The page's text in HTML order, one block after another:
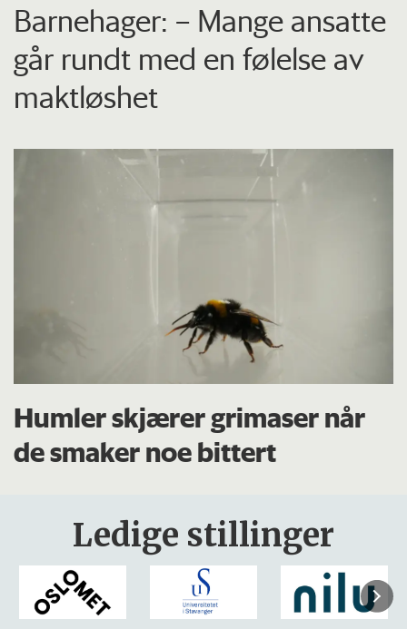
Barnehager: – Mange ansatte
går rundt med en følelse av
maktløshet
Humler skjærer grimaser når
de smaker noe bittert
Ledige stillinger